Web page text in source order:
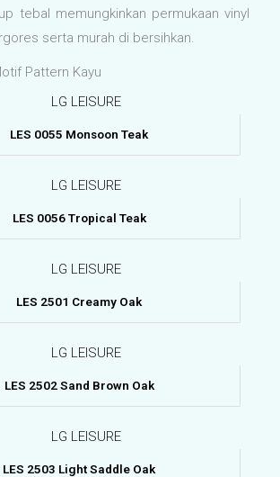
tebal memungkinkan permukaan vinyl
serta murah di bersihkan.
Pattern Kayu
LES 0055 Monsoon Teak
LES 0056 Tropical Teak
LES 2501 Creamy Oak
LES 2502 Sand Brown Oak
LES 2503 Light Saddle Oak